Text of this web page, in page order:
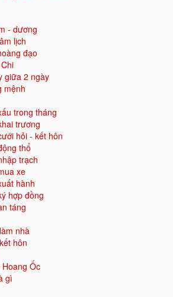
- dương
lịch
đạo
giữa 2 ngày
mệnh
trong tháng
trương
hỏi - kết hôn
thổ
trạch
xe
hành
hợp đồng
táng
nhà
hôn
Ốc
gì
Thổ - Thổ bình hòa.
cho người sinh năm 2006
tuổi
nhân, công việc - tài lộc đều thông.
năm 2006 nên tập trung gì?
, người sinh năm 2006 nên ưu tiên các
năm 2006 mệnh Thổ